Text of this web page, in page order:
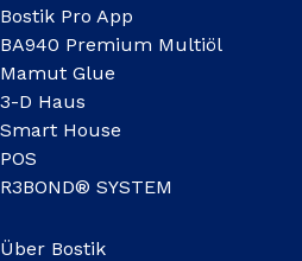
Bostik Pro App
BA940 Premium Multiöl
Mamut Glue
3-D Haus
Smart House
POS
R3BOND® SYSTEM
Über Bostik